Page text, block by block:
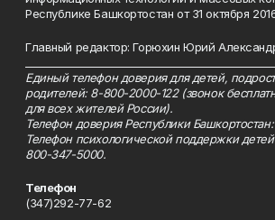
Республике Башкортостан от 31 октября
Главный редактор: Горюхин Юрий
Единый телефон доверия для детей,
родителей: 8-800-2000-122 (звонок
для всех жителей России).
Телефон доверия Республики
Телефон психологической поддержки
800-347-5000.
Телефон
(347)292-77-62